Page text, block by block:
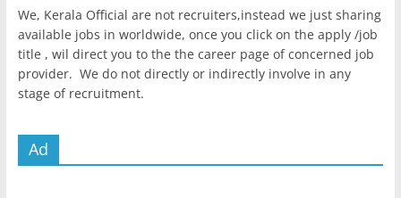
We, Kerala Official are not recruiters,instead we just sharing
available jobs in worldwide, once you click on the apply /job
title , wil direct you to the the career page of concerned job
provider. We do not directly or indirectly involve in any
stage of recruitment.
Ad